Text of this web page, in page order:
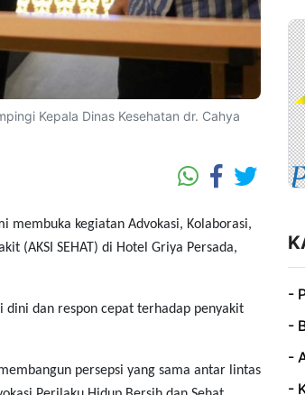
Kepala Dinas Kesehatan dr. Cahya
membuka kegiatan Advokasi, Kolaborasi,
(AKSI SEHAT) di Hotel Griya Persada,
dini dan respon cepat terhadap penyakit
persepsi yang sama antar lintas
-
-
-
-